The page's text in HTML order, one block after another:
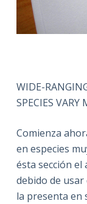
WIDE-
SPECIES VARY
Comienza
en especies
ésta sección
debido de
la presenta en